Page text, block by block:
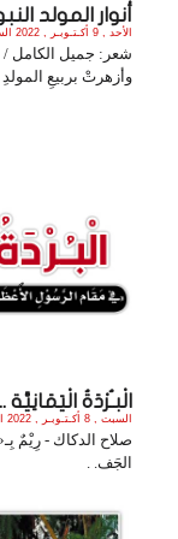
أنوار المولد
الأحد , 9 أكـتـوبـر , 2022 الساعة 9:24:55 PM
شعر: جميل الكامل /
وأزهرتْ بربيعِ المولدِ
الْبـُرْدَةُ الْيَمَانِيَّة
السبت , 8 أكـتـوبـر , 2022 الساعة 10:34:00 PM
صلاح الدكاك - رِيْمٌ
الجَف. .